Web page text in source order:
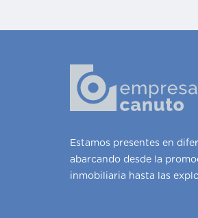
Estamos presentes en
abarcando desde la
inmobiliaria hasta las